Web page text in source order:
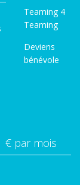
Teaming 4
Teaming
Deviens
bénévole
€ par mois